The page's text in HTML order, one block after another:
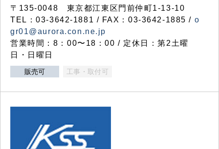
〒135-0048 東京都江東区門前仲町1-13-10
TEL：03-3642-1881 / FAX：03-3642-1885 / o
gr01@aurora.con.ne.jp
営業時間：8：00〜18：00 / 定休日：第2土曜
日・日曜日
販売可 工事・取付可